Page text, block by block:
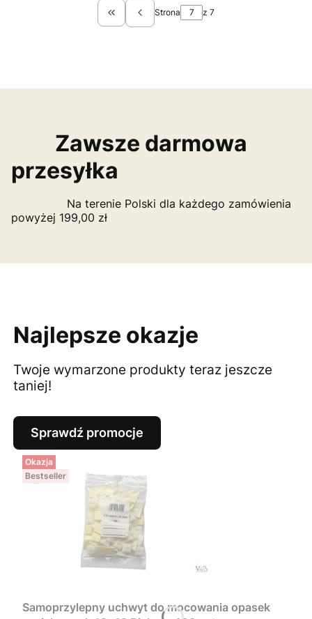
Wróć do pierwszej strony z produktami
Strona z 7
Zawsze darmowa
przesyłka
Na terenie Polski dla każdego zamówienia
powyżej 199,00 zł
Najlepsze okazje
Twoje wymarzone produkty teraz jeszcze
taniej!
Sprawdź promocje
Okazja
Bestseller
Samoprzylepny uchwyt do mocowania opasek